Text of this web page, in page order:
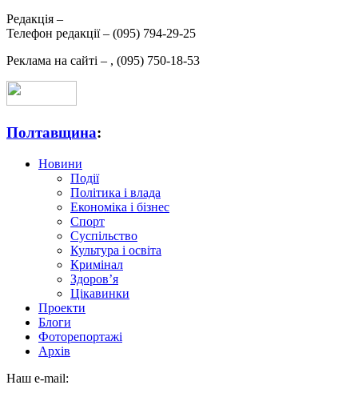
Редакція –
Телефон редакції – (095) 794-29-25
Реклама на сайті – , (095) 750-18-53
Полтавщина:
Новини
Події
Політика і влада
Економіка і бізнес
Спорт
Суспільство
Культура і освіта
Кримінал
Здоров’я
Цікавинки
Проекти
Блоги
Фоторепортажі
Архів
Наш e-mail: